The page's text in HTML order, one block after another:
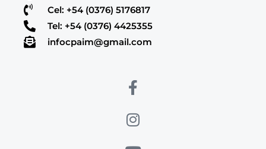
Cel: +54 (0376) 5176817
Tel: +54 (0376) 4425355
infocpaim@gmail.com